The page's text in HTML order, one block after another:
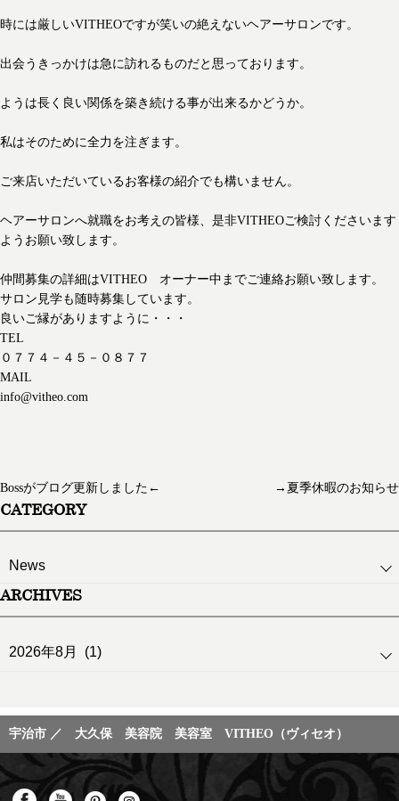
時には厳しいVITHEOですが笑いの絶えないヘアーサロンです。
出会うきっかけは急に訪れるものだと思っております。
ようは長く良い関係を築き続ける事が出来るかどうか。
私はそのために全力を注ぎます。
ご来店いただいているお客様の紹介でも構いません。
ヘアーサロンへ就職をお考えの皆様、是非VITHEOご検討くださいます
ようお願い致します。
仲間募集の詳細はVITHEO オーナー中までご連絡お願い致します。
サロン見学も随時募集しています。
良いご縁がありますように・・・
TEL
０７７４－４５－０８７７
MAIL
info@vitheo.com
Bossがブログ更新しました← →夏季休暇のお知らせ
CATEGORY
ARCHIVES
宇治市 ／ 大久保 美容院 美容室 VITHEO（ヴィセオ）